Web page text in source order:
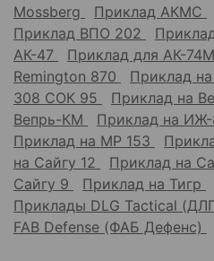
Mossberg
Приклад АКМС
Приклад ВПО 202
АК-47
Приклад для АК-74М
Remington 870
Приклад
308 СОК 95
Приклад на
Вепрь-КМ
Приклад на ИЖ-
Приклад на МР 153
на Сайгу 12
Приклад на
Сайгу 9
Приклад на Тигр
Приклады DLG Tactical
FAB Defense (ФАБ Дефенс)